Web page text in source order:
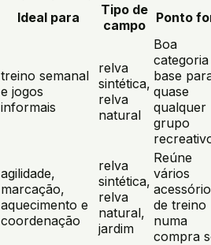
Ideal para
Tipo de
campo
Ponto
treino semanal
e jogos
informais
relva
sintética,
relva
natural
Boa
categoria
base
quase
qualquer
grupo
agilidade,
marcação,
aquecimento e
coordenação
relva
sintética,
relva
natural,
jardim
Reúne
vários
de treino
numa
compra